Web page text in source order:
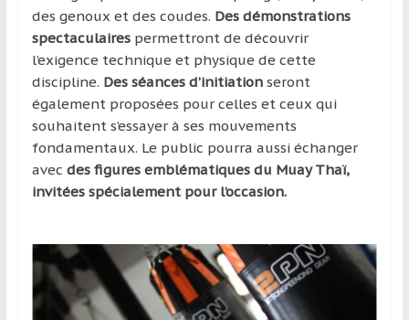
des genoux et des coudes. Des démonstrations
spectaculaires permettront de découvrir
l’exigence technique et physique de cette
discipline. Des séances d’initiation seront
également proposées pour celles et ceux qui
souhaitent s’essayer à ses mouvements
fondamentaux. Le public pourra aussi échanger
avec des figures emblématiques du Muay Thaï,
invitées spécialement pour l’occasion.